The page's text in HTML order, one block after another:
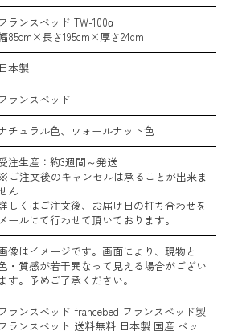
フランスベッド TW-100α
85cm×長さ195cm×厚さ24cm
日本製
フランスベッド
チュラル色、ウォールナット色
注生産：約3週間～発送
※ご注文後のキャンセルは承ることが出来ま
ん
しくはご注文後、お届け日の打ち合わせを
メールにて行わせて頂いております。
像はイメージです。画面により、現物と
・質感が若干異なって見える場合がござい
ます。予めご了承ください。
フランスベッド francebed フランスベッド製
フランスベット 送料無料 日本製 国産 ベッ